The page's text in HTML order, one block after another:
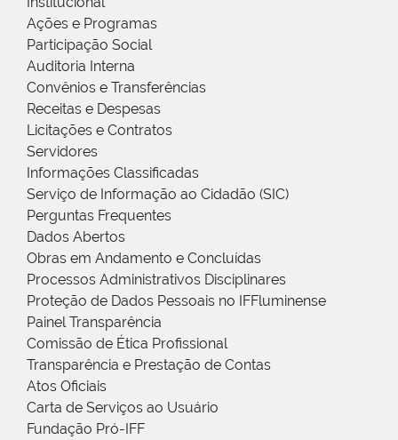
Ações e Programas
Participação Social
Auditoria Interna
Convênios e Transferências
Receitas e Despesas
Licitações e Contratos
Servidores
Informações Classificadas
Serviço de Informação ao Cidadão (SIC)
Perguntas Frequentes
Dados Abertos
Obras em Andamento e Concluídas
Processos Administrativos Disciplinares
Proteção de Dados Pessoais no IFFluminense
Painel Transparência
Comissão de Ética Profissional
Transparência e Prestação de Contas
Atos Oficiais
Carta de Serviços ao Usuário
Fundação Pró-IFF